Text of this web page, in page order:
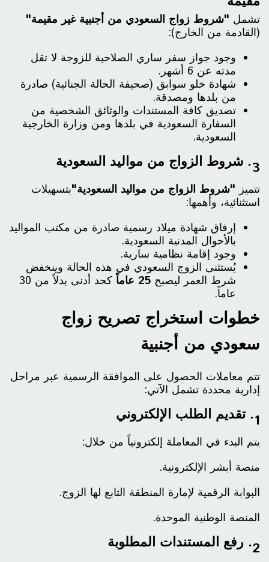
تشمل "شروط زواج السعودي من أجنبية غير مقيمة"
(القادمة من الخارج):
وجود جواز سفر ساري الصلاحية للزوجة لا تقل
مدته عن 6 أشهر.
شهادة خلو سوابق (صحيفة الحالة الجنائية) صادرة
من بلدها ومصدقة.
تصديق كافة المستندات والوثائق الشخصية من
السفارة السعودية في بلدها ومن وزارة الخارجية
السعودية.
3. شروط الزواج من مواليد السعودية
تتميز "شروط الزواج من مواليد السعودية"بتسهيلات
استثنائية، وأهمها:
إرفاق شهادة ميلاد رسمية صادرة من مكتب المواليد
بالأحوال المدنية السعودية.
وجود إقامة نظامية سارية.
يُستثنى الزوج السعودي في هذه الحالة وينخفض
شرط العمر ليصبح 25 عاماً
كحد أدنى بدلاً من 30
عاماً.
خطوات استخراج تصريح زواج
سعودي من أجنبية
تتم معاملات الحصول على الموافقة الرسمية عبر مراحل
إدارية محددة تشمل الآتي:
1. تقديم الطلب الإلكتروني
يتم البدء في المعاملة إلكترونياً من خلال:
منصة أبشر الإلكترونية.
البوابة الرقمية لإمارة المنطقة التابع لها الزوج.
المنصة الوطنية الموحدة.
2. رفع المستندات المطلوبة